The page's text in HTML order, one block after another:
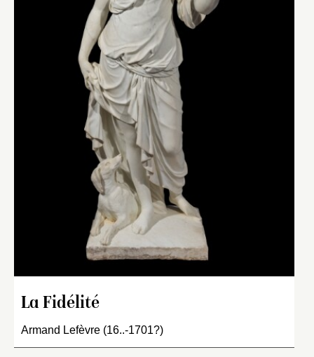
La Fidélité
Armand Lefèvre (16..-1701?)